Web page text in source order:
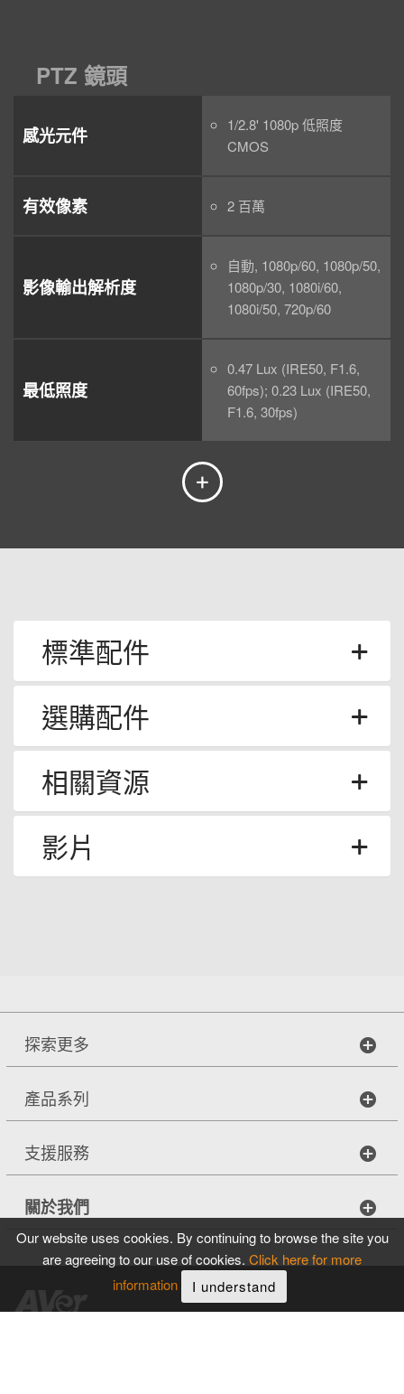
PTZ 鏡頭
感光元件
1/2.8' 1080p 低照度
CMOS
有效像素 2 百萬
影像輸出解析度
自動, 1080p/60, 1080p/50,
1080p/30, 1080i/60,
1080i/50, 720p/60
最低照度
0.47 Lux (IRE50, F1.6,
60fps); 0.23 Lux (IRE50,
F1.6, 30fps)
標準配件
選購配件
相關資源
影片
探索更多
產品系列
支援服務
關於我們
Our website uses cookies. By continuing to browse the site you
are agreeing to our use of cookies. Click here for more
information
I understand